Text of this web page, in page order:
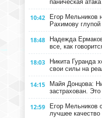
паническая атака
10:42
Егор Мельников
Рахимову глупой
18:48
Надежда
все, как
18:03
Никита Гуранда
свои силы на
14:15
Майя Донцова:
застрахован.
12:59
Егор Мельников
лучшее